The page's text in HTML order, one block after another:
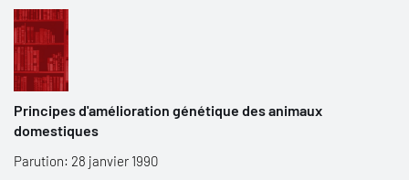
Principes d'amélioration génétique des animaux
domestiques
Parution: 28 janvier 1990